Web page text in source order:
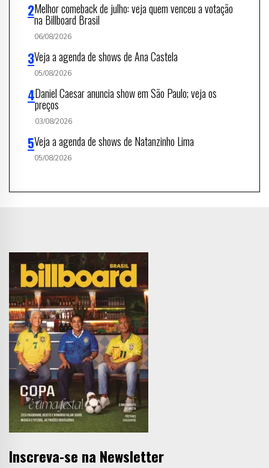
Melhor comeback de julho: veja quem venceu a votação
na Billboard Brasil
06/08/2026
Veja a agenda de shows de Ana Castela
05/08/2026
Daniel Caesar anuncia show em São Paulo; veja os
preços
03/08/2026
Veja a agenda de shows de Natanzinho Lima
05/08/2026
Inscreva-se na Newsletter